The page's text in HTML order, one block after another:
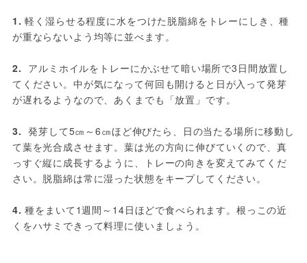
1. 軽く湿らせる程度に水をつけた脱脂綿をトレーにしき、種
が重ならないよう均等に並べます。
2. アルミホイルをトレーにかぶせて暗い場所で3日間放置し
てください。中が気になって何回も開けると日が入って発芽
が遅れるようなので、あくまでも「放置」です。
3. 発芽して5㎝～6㎝ほど伸びたら、日の当たる場所に移動し
て葉を光合成させます。葉は光の方向に伸びていくので、真
っすぐ縦に成長するように、トレーの向きを変えてみてくだ
さい。脱脂綿は常に湿った状態をキープしてください。
4. 種をまいて1週間～14日ほどで食べられます。根っこの近
くをハサミできって料理に使いましょう。